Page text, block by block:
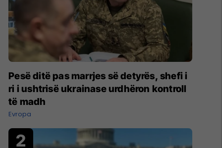
Pesë ditë pas marrjes së detyrës, shefi i
ri i ushtrisë ukrainase urdhëron kontroll
të madh
Evropa